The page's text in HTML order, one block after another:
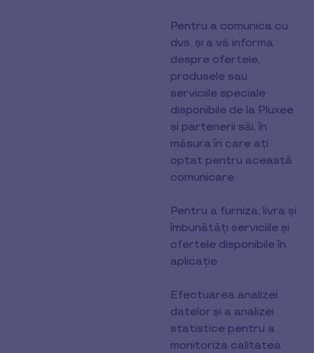
Pentru a comunica cu
dvs. și a vă informa
despre ofertele,
produsele sau
serviciile speciale
disponibile de la Pluxee
și partenerii săi, în
măsura în care ați
optat pentru această
comunicare.
Pentru a furniza, livra și
îmbunătăți serviciile și
ofertele disponibile în
aplicație
Efectuarea analizei
datelor și a analizei
statistice pentru a
monitoriza calitatea